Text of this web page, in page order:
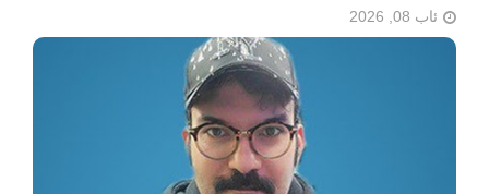
ئاب 08, 2026